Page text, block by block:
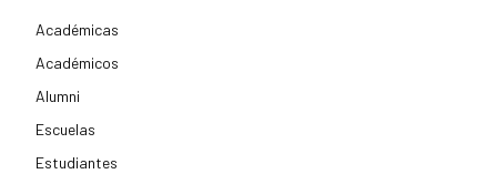
Académicas
Académicos
Alumni
Escuelas
Estudiantes